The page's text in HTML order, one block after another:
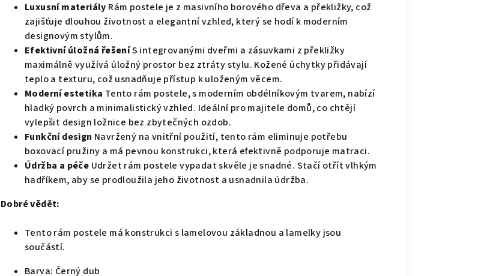
Luxusní materiály Rám postele je z masivního borového dřeva a překližky, což
zajišťuje dlouhou životnost a elegantní vzhled, který se hodí k moderním
designovým stylům.
Efektivní úložná řešeníS integrovanými dveřmi a zásuvkami z překližky
maximálně využívá úložný prostor bez ztráty stylu. Kožené úchytky přidávají
teplo a texturu, což usnadňuje přístup k uloženým věcem.
Moderní estetika Tento rám postele, s moderním obdélníkovým tvarem, nabízí
hladký povrch a minimalistický vzhled. Ideální pro majitele domů, co chtějí
vylepšit design ložnice bez zbytečných ozdob.
Funkční design Navržený na vnitřní použití, tento rám eliminuje potřebu
boxovací pružiny a má pevnou konstrukci, která efektivně podporuje matraci.
Údržba a péče Udržet rám postele vypadat skvěle je snadné. Stačí otřít vlhkým
hadříkem, aby se prodloužila jeho životnost a usnadnila údržba.
Dobré vědět:
Tento rám postele má konstrukci s lamelovou základnou a lamelky jsou
součástí.
Barva: Černý dub